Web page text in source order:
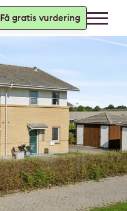
Få gratis vurdering